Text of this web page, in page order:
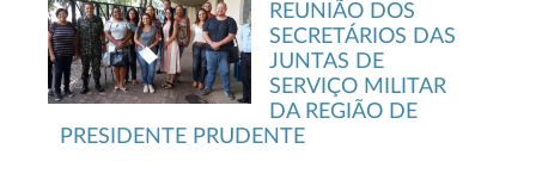
REUNIÃO DOS
SECRETÁRIOS DAS
JUNTAS DE
SERVIÇO MILITAR
DA REGIÃO DE
PRESIDENTE PRUDENTE